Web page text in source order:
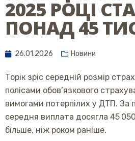
2025 РОЦІ
ПОНАД 45
26.01.2026 Новини
Торік зріс середній розмір
полісами обов’язкового
вимогами потерпілих у ДТП. За
середня виплата досягла 45
більше, ніж роком раніше.